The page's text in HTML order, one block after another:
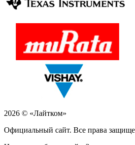
2026 © «Лайтком»
Официальный сайт. Все права